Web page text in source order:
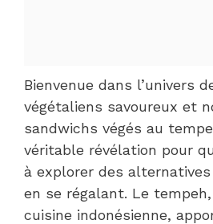
Bienvenue dans l’univers
végétaliens savoureux et
sandwichs végés au
véritable révélation pour
à explorer des
en se régalant. Le
cuisine indonésienne,